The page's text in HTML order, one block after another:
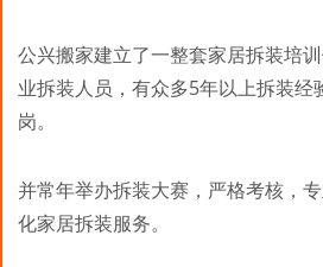
公兴搬家建立了一整套家居拆装培
业拆装人员，有众多5年以上拆装经
岗。
并常年举办拆装大赛，严格考核，
化家居拆装服务。